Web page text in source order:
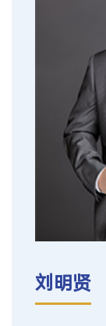
刘明贤